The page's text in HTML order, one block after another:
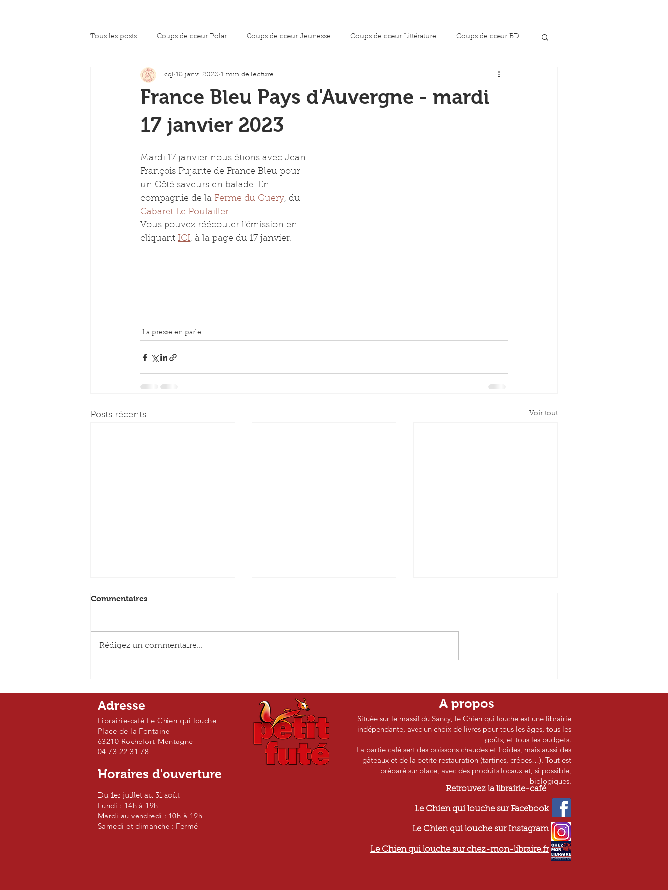
Tous les posts Coups de cœur Polar Coups de cœur Jeunesse Coups de cœur Littérature Coups de cœur BD
La presse en parle Coup de coeur essai
France Bleu Pays d'Auvergne - mardi
17 janvier 2023
lcql 18 janv. 2023 1 min de lecture
Mardi 17 janvier nous étions avec Jean-
François Pujante de France Bleu pour
un Côté saveurs en balade. En
compagnie de la Ferme du Guery, du
Cabaret Le Poulailler.
Vous pouvez réécouter l'émission en
cliquant ICI, à la page du 17 janvier.
La presse en parle
Posts récents Voir tout
18/12/2024
Commentaires
Rédigez un commentaire...
Adresse
Librairie-café Le Chien qui louche
Place de la Fontaine
63210 Rochefort-Montagne
04 73 22 31 78
Du 1er juillet au 31 août
Lundi : 14h à 19h
Mardi au vendredi : 10h à 19h
Samedi et dimanche : Fermé
Horaires d'ouverture
A propos
Située sur le massif du Sancy, le Chien qui louche est une librairie
indépendante, avec un choix de livres pour tous les âges, tous les
goûts, et tous les budgets.
La partie café sert des boissons chaudes et froides, mais aussi des
gâteaux et de la petite restauration (tartines, crêpes…). Tout est
préparé sur place, avec des produits locaux et, si possible,
biologiques.
Retrouvez la librairie-café
Le Chien qui louche sur Facebook
Le Chien qui louche sur Instagram
Le Chien qui louche sur chez-mon-libraire.fr